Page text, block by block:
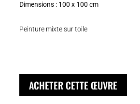
Dimensions : 100 x 100 cm
Peinture mixte sur toile
ACHETER CETTE ŒUVRE